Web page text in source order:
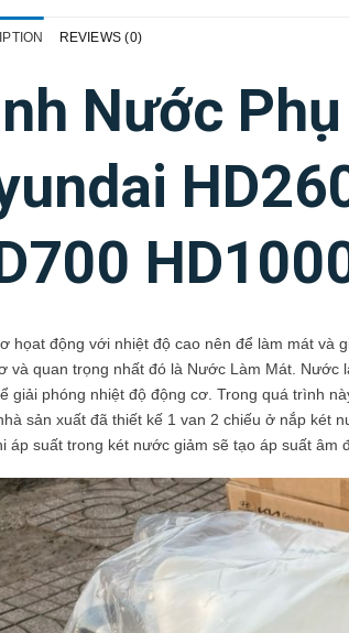
REVIEWS (0)
Nước
họat động với nhiệt độ cao nên để làm mát và
và quan trọng nhất đó là Nước Làm Mát.
giải phóng nhiệt độ động cơ. Trong quá trình
sản xuất đã thiết kế 1 van 2 chiếu ở nắp két
áp suất trong két nước giảm sẽ tạo áp suất âm